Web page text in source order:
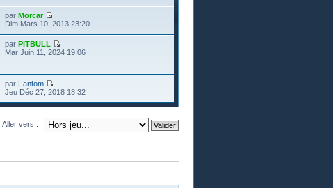
parMorcar
Dim Mars 10, 2013 23:20
parPITBULL
Mar Juin 11, 2024 19:06
par Fantom
Jeu Déc 27, 2018 18:32
Aller vers :